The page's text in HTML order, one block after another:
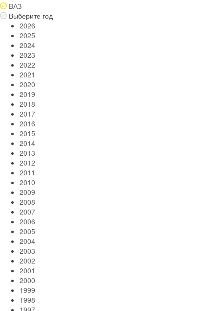
ВАЗ
Выберите год
2026
2025
2024
2023
2022
2021
2020
2019
2018
2017
2016
2015
2014
2013
2012
2011
2010
2009
2008
2007
2006
2005
2004
2003
2002
2001
2000
1999
1998